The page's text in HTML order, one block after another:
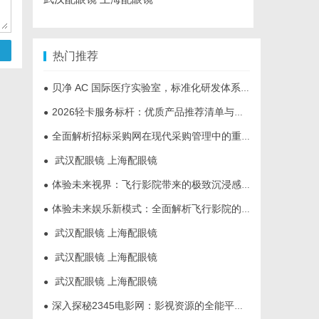
热门推荐
● 贝净 AC 国际医疗实验室，标准化研发体系全解析
● 2026轻卡服务标杆：优质产品推荐清单与选型全指南
● 全面解析招标采购网在现代采购管理中的重要作用与应用
● 武汉配眼镜 上海配眼镜
● 体验未来视界：飞行影院带来的极致沉浸感享受
● 体验未来娱乐新模式：全面解析飞行影院的魅力与发展前景
● 武汉配眼镜 上海配眼镜
● 武汉配眼镜 上海配眼镜
● 武汉配眼镜 上海配眼镜
● 深入探秘2345电影网：影视资源的全能平台解析